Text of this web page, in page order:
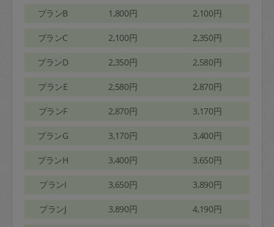
プランB 1,800円 2,100円
プランC 2,100円 2,350円
プランD 2,350円 2,580円
プランE 2,580円 2,870円
プランF 2,870円 3,170円
プランG 3,170円 3,400円
プランH 3,400円 3,650円
プランI 3,650円 3,890円
プランJ 3,890円 4,190円